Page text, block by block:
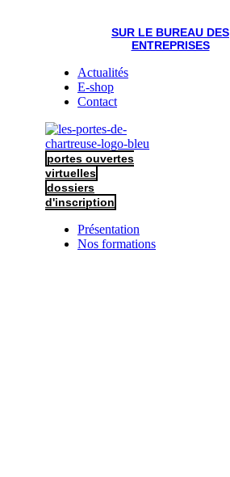
SUR LE BUREAU DES
ENTREPRISES
Actualités
E-shop
Contact
portes ouvertes
virtuelles
dossiers
d'inscription
Présentation
Nos formations